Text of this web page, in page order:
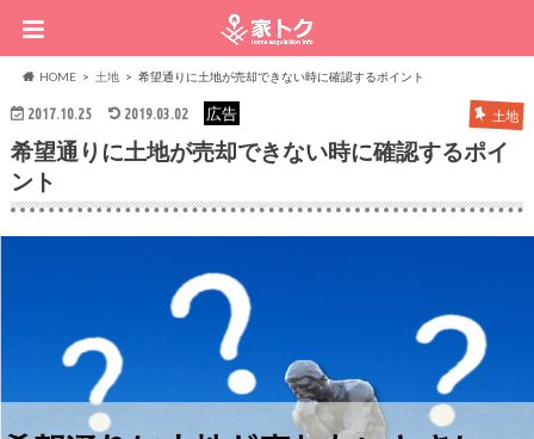
HOME 土地 希望通りに土地が売却できない時に確認するポイント
2017.10.25 2019.03.02 土地
広告
希望通りに土地が売却できない時に確認するポイ
ント